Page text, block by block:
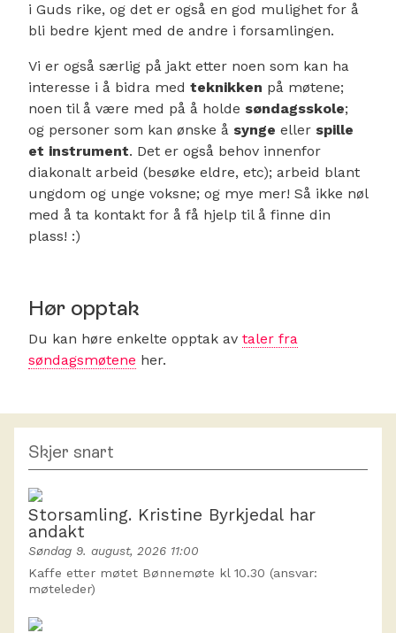
i Guds rike, og det er også en god mulighet for å
bli bedre kjent med de andre i forsamlingen.
Vi er også særlig på jakt etter noen som kan ha
interesse i å bidra med teknikken på møtene;
noen til å være med på å holde søndagsskole;
og personer som kan ønske å synge eller spille
et instrument. Det er også behov innenfor
diakonalt arbeid (besøke eldre, etc); arbeid blant
ungdom og unge voksne; og mye mer! Så ikke nøl
med å ta kontakt for å få hjelp til å finne din
plass! :)
Hør opptak
Du kan høre enkelte opptak av taler fra
søndagsmøtene her.
Skjer snart
Storsamling. Kristine Byrkjedal har
andakt
Søndag 9. august, 2026 11:00
Kaffe etter møtet Bønnemøte kl 10.30 (ansvar:
møteleder)